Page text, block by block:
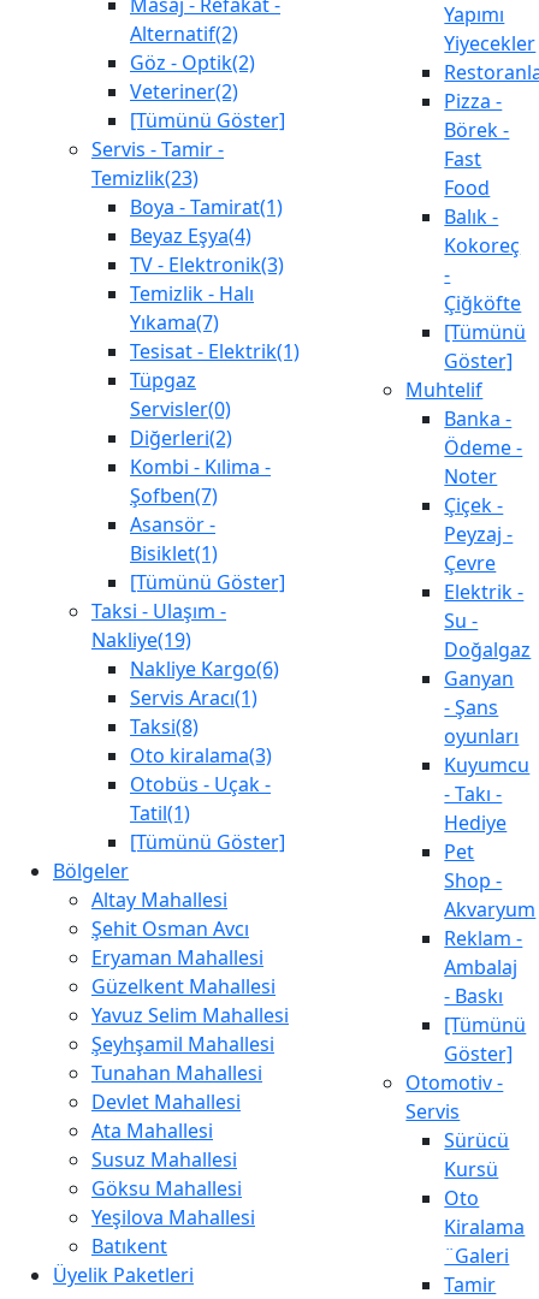
Alternatif(2)
Göz - Optik(2)
Veteriner(2)
[Tümünü Göster]
Servis - Tamir -
Temizlik(23)
Boya - Tamirat(1)
Beyaz Eşya(4)
TV - Elektronik(3)
Temizlik - Halı
Yıkama(7)
Tesisat - Elektrik(1)
Tüpgaz
Servisler(0)
Diğerleri(2)
Kombi - Kılima -
Şofben(7)
Asansör -
Bisiklet(1)
[Tümünü Göster]
Taksi - Ulaşım -
Nakliye(19)
Nakliye Kargo(6)
Servis Aracı(1)
Taksi(8)
Oto kiralama(3)
Otobüs - Uçak -
Tatil(1)
[Tümünü Göster]
Bölgeler
Altay Mahallesi
Şehit Osman Avcı
Eryaman Mahallesi
Güzelkent Mahallesi
Yavuz Selim Mahallesi
Şeyhşamil Mahallesi
Tunahan Mahallesi
Devlet Mahallesi
Ata Mahallesi
Susuz Mahallesi
Göksu Mahallesi
Yeşilova Mahallesi
Batıkent
Üyelik Paketleri
Yapımı
Yiyecekler
Pizza -
Börek -
Fast
Food
Balık -
Kokoreç
-
Çiğköfte
[Tümünü
Göster]
Muhtelif
Banka -
Ödeme -
Noter
Çiçek -
Peyzaj -
Çevre
Elektrik -
Su -
Doğalgaz
Ganyan
- Şans
oyunları
Kuyumcu
- Takı -
Hediye
Pet
Shop -
Akvaryum
Reklam -
Ambalaj
- Baskı
[Tümünü
Göster]
Otomotiv -
Servis
Sürücü
Kursü
Oto
Kiralama
¨Galeri
Tamir